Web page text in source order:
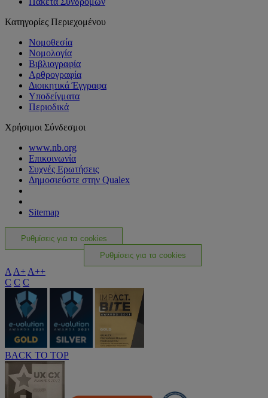
Κατηγορίες Περιεχομένου
Νομοθεσία
Νομολογία
Βιβλιογραφία
Αρθρογραφία
Διοικητικά Έγγραφα
Υποδείγματα
Περιοδικά
Χρήσιμοι Σύνδεσμοι
www.nb.org
Επικοινωνία
Συχνές Ερωτήσεις
Δημοσιεύστε στην Qualex
Sitemap
Ρυθμίσεις για τα cookies
Ρυθμίσεις για τα cookies
AA+A++
C C C
BACK TO TOP